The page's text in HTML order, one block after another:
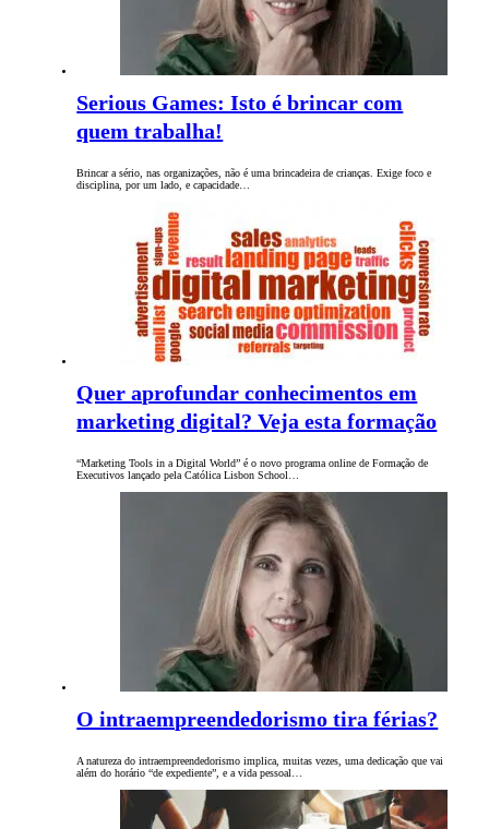
Serious Games: Isto é brincar com
quem trabalha!
Brincar a sério, nas organizações, não é uma brincadeira de crianças. Exige foco e
disciplina, por um lado, e capacidade…
Quer aprofundar conhecimentos em
marketing digital? Veja esta formação
“Marketing Tools in a Digital World” é o novo programa online de Formação de
Executivos lançado pela Católica Lisbon School…
O intraempreendedorismo tira férias?
A natureza do intraempreendedorismo implica, muitas vezes, uma dedicação que vai
além do horário “de expediente”, e a vida pessoal…